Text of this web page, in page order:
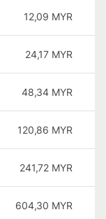
12,09 MYR
24,17 MYR
48,34 MYR
120,86 MYR
241,72 MYR
604,30 MYR